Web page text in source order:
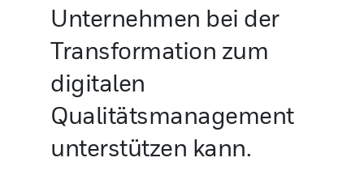
Unternehmen bei der
Transformation zum
digitalen
Qualitätsmanagement
unterstützen kann.